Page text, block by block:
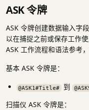
ASK 令牌
ASK 令牌创建数据输入字
以在捕捉之前或保存工作
ASK 工作流程和语法参考
基本 ASK 令牌是：
@ASK1#Title# 到
扫描仪 ASK 令牌是：